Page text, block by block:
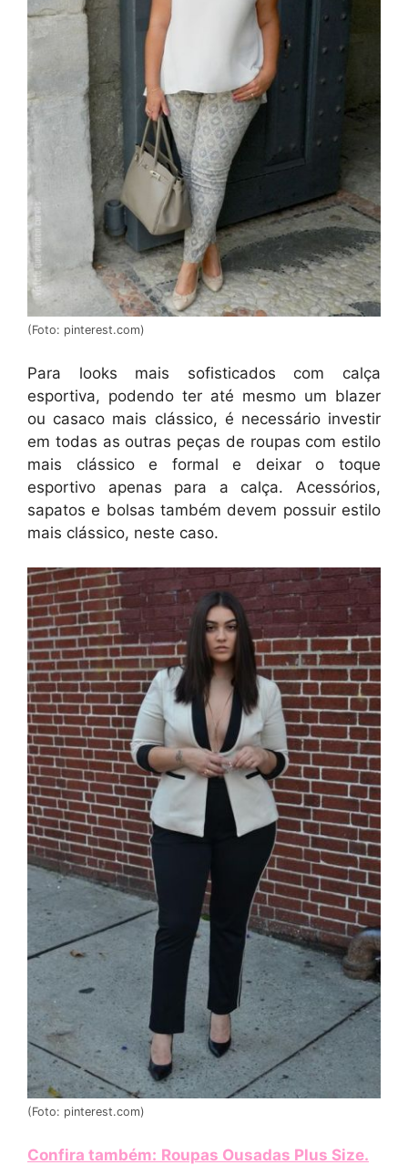
(Foto: pinterest.com)
Para looks mais sofisticados com calça
esportiva, podendo ter até mesmo um blazer
ou casaco mais clássico, é necessário investir
em todas as outras peças de roupas com estilo
mais clássico e formal e deixar o toque
esportivo apenas para a calça. Acessórios,
sapatos e bolsas também devem possuir estilo
mais clássico, neste caso.
(Foto: pinterest.com)
Confira também: Roupas Ousadas Plus Size.